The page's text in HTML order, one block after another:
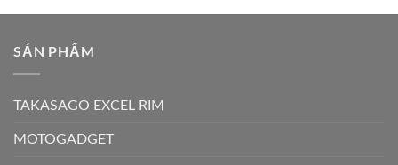
SẢN PHẨM
TAKASAGO EXCEL RIM
MOTOGADGET